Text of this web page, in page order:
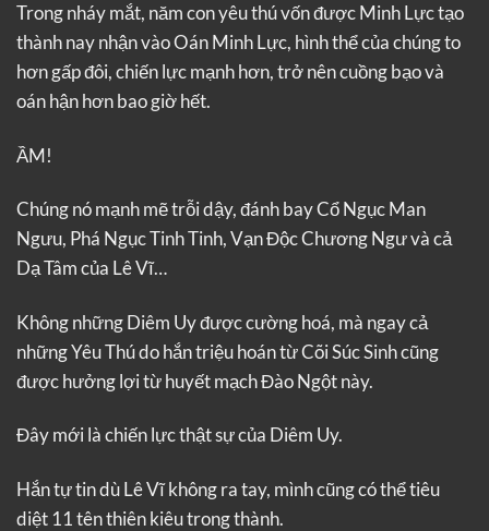
Trong nháy mắt, năm con yêu thú vốn được Minh Lực tạo
thành nay nhận vào Oán Minh Lực, hình thể của chúng to
hơn gấp đôi, chiến lực mạnh hơn, trở nên cuồng bạo và
oán hận hơn bao giờ hết.
ẦM!
Chúng nó mạnh mẽ trỗi dậy, đánh bay Cổ Ngục Man
Ngưu, Phá Ngục Tinh Tinh, Vạn Độc Chương Ngư và cả
Dạ Tâm của Lê Vĩ…
Không những Diêm Uy được cường hoá, mà ngay cả
những Yêu Thú do hắn triệu hoán từ Cõi Súc Sinh cũng
được hưởng lợi từ huyết mạch Đào Ngột này.
Đây mới là chiến lực thật sự của Diêm Uy.
Hắn tự tin dù Lê Vĩ không ra tay, mình cũng có thể tiêu
diệt 11 tên thiên kiêu trong thành.